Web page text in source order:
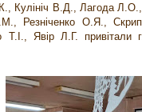
Кулініч В.Д., Лагода
Резніченко О.Я.,
Явір Л.Г. привітали